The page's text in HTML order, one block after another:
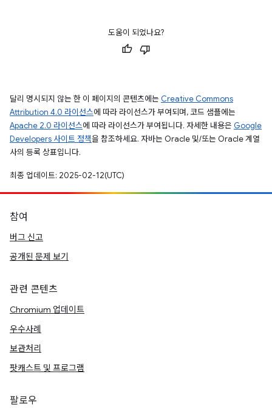
도움이 되었나요?
달리 명시되지 않는 한 이 페이지의 콘텐츠에는 Creative Commons
Attribution 4.0 라이선스에 따라 라이선스가 부여되며, 코드 샘플에는
Apache 2.0 라이선스에 따라 라이선스가 부여됩니다. 자세한 내용은 Google
Developers 사이트 정책을 참조하세요. 자바는 Oracle 및/또는 Oracle 계열
사의 등록 상표입니다.
최종 업데이트: 2025-02-12(UTC)
참여
버그 신고
공개된 문제 보기
관련 콘텐츠
Chromium 업데이트
우수사례
보관처리
팟캐스트 및 프로그램
팔로우